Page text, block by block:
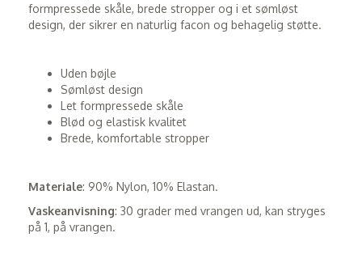
formpressede skåle, brede stropper og i et sømløst
design, der sikrer en naturlig facon og behagelig støtte.
Uden bøjle
Sømløst design
Let formpressede skåle
Blød og elastisk kvalitet
Brede, komfortable stropper
Materiale: 90% Nylon, 10% Elastan.
Vaskeanvisning: 30 grader med vrangen ud, kan stryges
på 1, på vrangen.